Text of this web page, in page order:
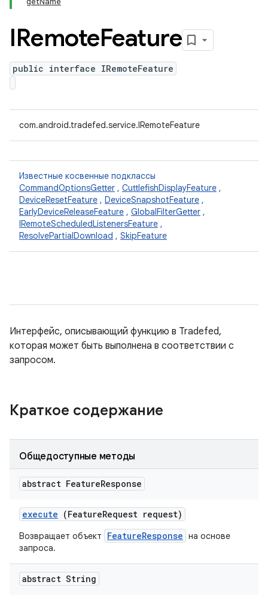
IRemoteFeature
public interface IRemoteFeature
com.android.tradefed.service.IRemoteFeature
Известные косвенные подклассы
CommandOptionsGetter , CuttlefishDisplayFeature ,
DeviceResetFeature , DeviceSnapshotFeature ,
EarlyDeviceReleaseFeature , GlobalFilterGetter ,
IRemoteScheduledListenersFeature ,
ResolvePartialDownload , SkipFeature
Интерфейс, описывающий функцию в Tradefed,
которая может быть выполнена в соответствии с
запросом.
Краткое содержание
Общедоступные методы
abstract FeatureResponse
execute (FeatureRequest request)
Возвращает объект FeatureResponse на основе
запроса.
abstract String